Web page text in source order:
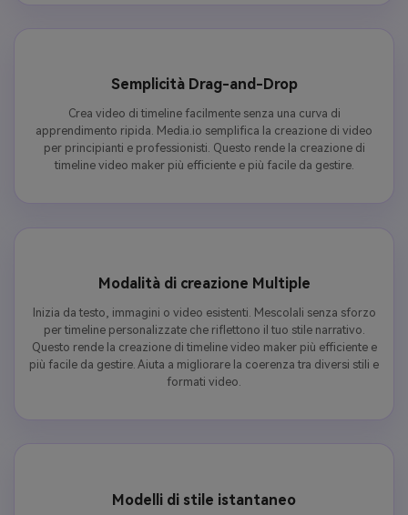
Semplicità Drag-and-Drop
Crea video di timeline facilmente senza una curva di
apprendimento ripida. Media.io semplifica la creazione di video
per principianti e professionisti. Questo rende la creazione di
timeline video maker più efficiente e più facile da gestire.
Modalità di creazione Multiple
Inizia da testo, immagini o video esistenti. Mescolali senza sforzo
per timeline personalizzate che riflettono il tuo stile narrativo.
Questo rende la creazione di timeline video maker più efficiente e
più facile da gestire. Aiuta a migliorare la coerenza tra diversi stili e
formati video.
Modelli di stile istantaneo